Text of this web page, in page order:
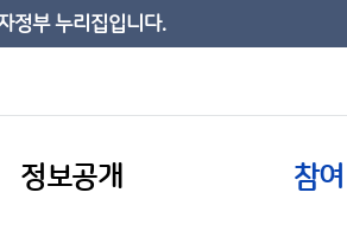
정부 누리집입니다.
정보공개 참